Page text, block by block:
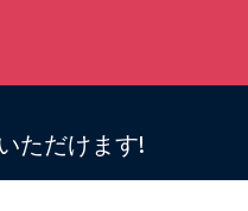
ただけます!